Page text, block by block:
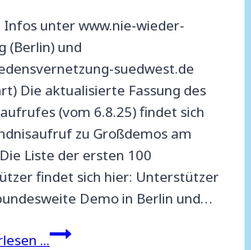
unter www.nie-wieder-
(Berlin) und
suedwest.de
Die aktualisierte Fassung des
(vom 6.8.25) findet sich
zu Großdemos am
Liste der ersten 100
findet sich hier: Unterstützer
Demo in Berlin und…
...Bündnisaufruf